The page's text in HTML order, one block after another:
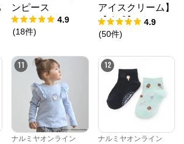
ンピース
4.9
(18件)
アイスクリーム】
【冷感】グラフィ
ック半袖Tシャツ
4.9
(50件)
11
ナルミヤオンライン
12
ナルミヤオンライン